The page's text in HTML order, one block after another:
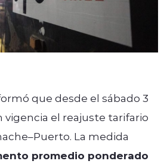
que desde el sábado 3
vigencia el reajuste tarifario
La medida
promedio ponderado